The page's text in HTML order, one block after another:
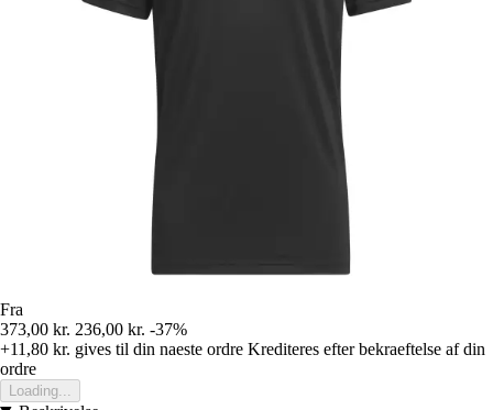
Fra
373,00 kr. 236,00 kr. -37%
+11,80 kr. gives til din naeste ordre Krediteres efter bekraeftelse af din
ordre
Loading...